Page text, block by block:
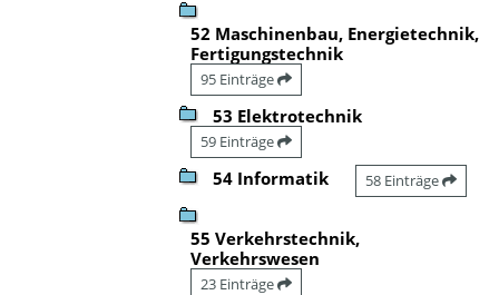
52 Maschinenbau, Energietechnik,
Fertigungstechnik
95 Einträge
53 Elektrotechnik
59 Einträge
54 Informatik 58 Einträge
55 Verkehrstechnik,
Verkehrswesen
23 Einträge